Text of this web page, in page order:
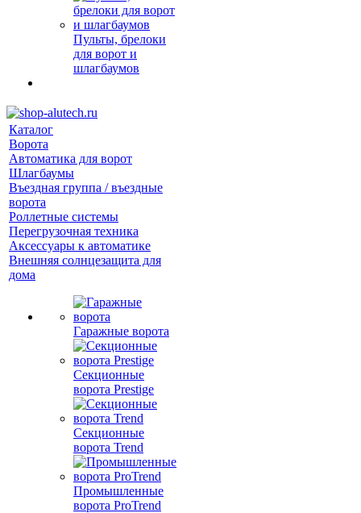
Пульты, брелоки
для ворот и
шлагбаумов
Каталог
Ворота
Автоматика для ворот
Шлагбаумы
Въездная группа / въездные
ворота
Роллетные системы
Перегрузочная техника
Аксессуары к автоматике
Внешняя солнцезащита для
дома
Гаражные ворота
Секционные
ворота Prestige
Секционные
ворота Trend
Промышленные
ворота ProTrend